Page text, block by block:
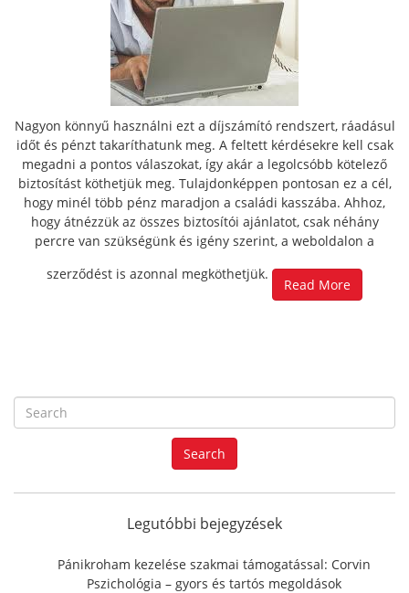
Nagyon könnyű használni ezt a díjszámító rendszert, ráadásul
időt és pénzt takaríthatunk meg. A feltett kérdésekre kell csak
megadni a pontos válaszokat, így akár a legolcsóbb kötelező
biztosítást köthetjük meg. Tulajdonképpen pontosan ez a cél,
hogy minél több pénz maradjon a családi kasszába. Ahhoz,
hogy átnézzük az összes biztosítói ajánlatot, csak néhány
percre van szükségünk és igény szerint, a weboldalon a
szerződést is azonnal megköthetjük.
Read More
e
a
r
f
r
:
Search
Legutóbbi bejegyzések
Pánikroham kezelése szakmai támogatással: Corvin
Pszichológia – gyors és tartós megoldások